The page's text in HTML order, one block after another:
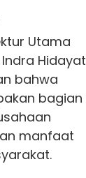
Utama
Indra Hidayat
bahwa
bagian
manfaat